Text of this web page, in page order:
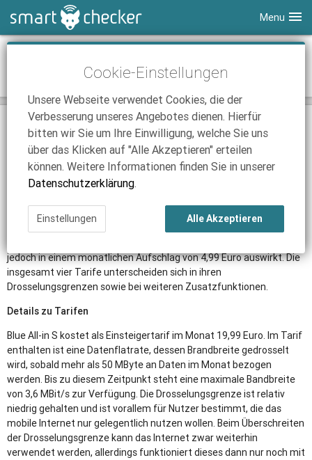
Menu
Smartphone Vergleich
Anbieter
iPhone Tarifvergleich
News
Ratgeber
Tarifvergleich
Tablet Vergleich
Surfsticks
iPad Tarifvergleich
News
Tarifvergleich
Internetanbieter
DSL Tarife
News
SmartChecker TV
Datenflatrate für 20 Euro
27.02.2013 | 11:38|Kopenhagen|Marisa Alberts
Ab 1. März 2013 bietet o2 neue Blue-Tarife an, die alle über
eine deutschlandweite Telefon- undSMS-Flatrate verfügen.
Für bereits 20 Euro im Monat bietet der Mobilfunk-Anbieter nun
eine Telefon-Flatrate in alle deutschen Netze, eine
und eine Datenflatrate an.
Zu allen Tarifen gehört zudem eine lokale Festnetznummer.
jedoch in einem monatlichen Aufschlag von 4,99 Euro auswirkt. Die
insgesamt vier Tarife unterscheiden sich in ihren
Drosselungsgrenzen sowie bei weiteren Zusatzfunktionen.
Details zu Tarifen
Blue All-in S kostet als Einsteigertarif im Monat 19,99 Euro. Im Tarif
enthalten ist eine Datenflatrate, dessen Brandbreite gedrosselt
wird, sobald mehr als 50 MByte an Daten im Monat bezogen
werden. Bis zu diesem Zeitpunkt steht eine maximale Bandbreite
von 3,6 MBit/s zur Verfügung. Die Drosselungsgrenze ist relativ
niedrig gehalten und ist vorallem für Nutzer bestimmt, die das
mobile Internet nur gelegentlich nutzen wollen. Beim Überschreiten
der Drosselungsgrenze kann das Internet zwar weiterhin
verwendet werden, allerdings funktioniert dieses dann nur noch mit
Cookie-Einstellungen
Unsere Webseite verwendet Cookies, die der
Verbesserung unseres Angebotes dienen. Hierfür
bitten wir Sie um Ihre Einwilligung, welche Sie uns
über das Klicken auf "Alle Akzeptieren" erteilen
können. Weitere Informationen finden Sie in unserer
Datenschutzerklärung.
Einstellungen Alle Akzeptieren